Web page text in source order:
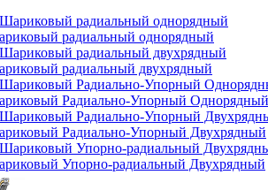
радиальный однорядный
радиальный двухрядный
Радиально-Упорный Однорядный
Радиально-Упорный Двухрядный
Упорно-радиальный Двухрядный